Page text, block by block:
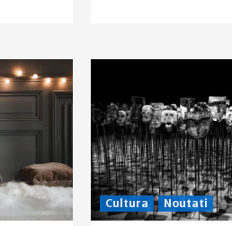
Cultura Noutati